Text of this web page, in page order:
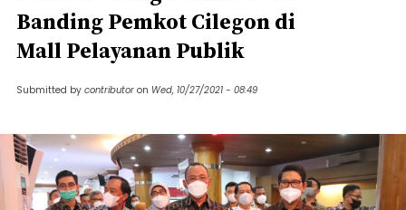
Banding Pemkot Cilegon di
Mall Pelayanan Publik
Submitted by contributor on Wed, 10/27/2021 - 08:49